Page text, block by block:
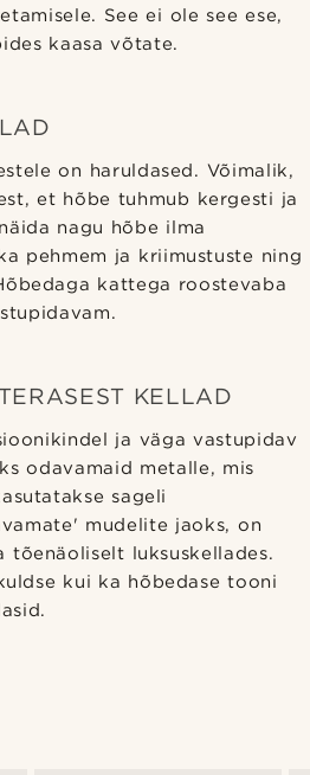
See ei ole see ese,
kaasa võtate.
on haruldased. Võimalik,
et hõbe tuhmub kergesti ja
nagu hõbe ilma
pehmem ja kriimustuste ning
kattega roostevaba
KELLAD
ja väga vastupidav
odavamaid metalle, mis
sageli
mudelite jaoks, on
tõenäoliselt luksuskellades.
kui ka hõbedase tooni